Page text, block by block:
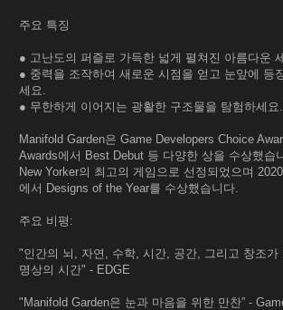
주요 특징
● 고난도의 퍼즐로 가득한 넓게 펼쳐진 아름다운
● 중력을 조작하여 새로운 시점을 얻고 눈앞에 등
세요.
● 무한하게 이어지는 광활한 구조물을 탐험하세요.
Manifold Garden은 Game Developers Choice
Awards에서 Best Debut 등 다양한 상을 수상했습
New Yorker의 최고의 게임으로 선정되었으며
에서 Designs of the Year를 수상했습니다.
주요 비평:
"인간의 뇌, 자연, 수학, 시간, 공간, 그리고 창조가
명상의 시간" - EDGE
"Manifold Garden은 눈과 마음을 위한 만찬” -